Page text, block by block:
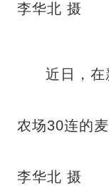
李华北 摄
近日，在
农场30连的
李华北 摄